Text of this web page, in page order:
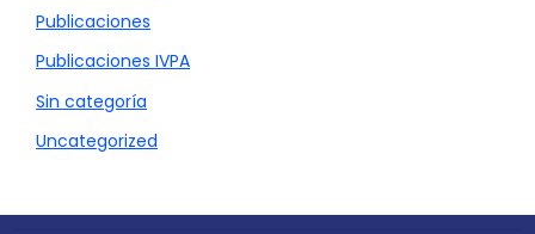
Publicaciones
Publicaciones IVPA
Sin categoría
Uncategorized